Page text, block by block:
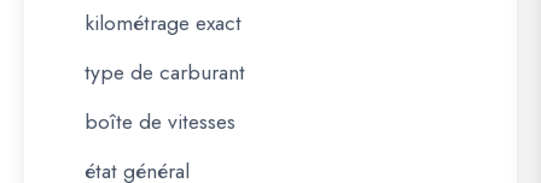
kilométrage exact
type de carburant
boîte de vitesses
état général